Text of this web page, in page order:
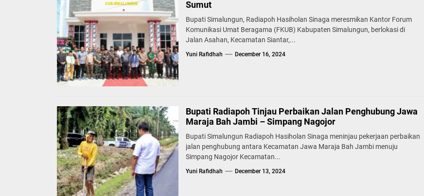
Sumut
Bupati Simalungun, Radiapoh Hasiholan Sinaga meresmikan Kantor Forum
Komunikasi Umat Beragama (FKUB) Kabupaten Simalungun, berlokasi di
Jalan Asahan, Kecamatan Siantar,...
Yuni Rafidhah December 16, 2024
Bupati Radiapoh Tinjau Perbaikan Jalan Penghubung Jawa
Maraja Bah Jambi – Simpang Nagojor
Bupati Simalungun Radiapoh Hasiholan Sinaga meninjau pekerjaan perbaikan
jalan penghubung antara Kecamatan Jawa Maraja Bah Jambi menuju
Simpang Nagojor Kecamatan...
Yuni Rafidhah December 13, 2024